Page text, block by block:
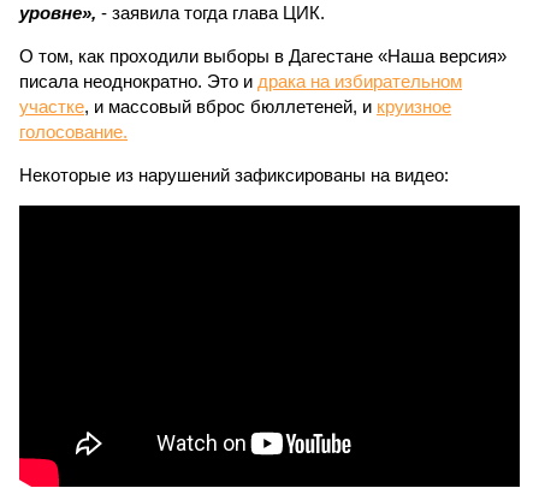
уровне», - заявила тогда глава ЦИК.
О том, как проходили выборы в Дагестане «Наша версия»
писала неоднократно. Это и драка на избирательном
участке, и массовый вброс бюллетеней, и круизное
голосование.
Некоторые из нарушений зафиксированы на видео: